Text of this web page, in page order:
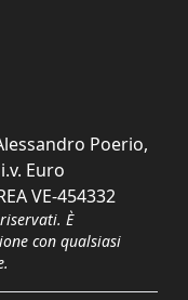
Poerio,
Euro
VE-454332
È
con qualsiasi